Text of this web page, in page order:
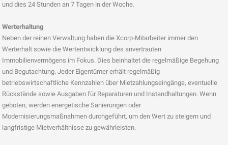
und dies 24 Stunden an 7 Tagen in der Woche.
Werterhaltung
Neben der reinen Verwaltung haben die Xcorp-Mitarbeiter immer den
Werterhalt sowie die Wertentwicklung des anvertrauten
Immobilienvermögens im Fokus. Dies beinhaltet die regelmäßige Begehung
und Begutachtung. Jeder Eigentümer erhält regelmäßig
betriebswirtschaftliche Kennzahlen über Mietzahlungseingänge, eventuelle
Rückstände sowie Ausgaben für Reparaturen und Instandhaltungen. Wenn
geboten, werden energetische Sanierungen oder
Modernisierungsmaßnahmen durchgeführt, um den Wert zu steigern und
langfristige Mietverhältnisse zu gewährleisten.